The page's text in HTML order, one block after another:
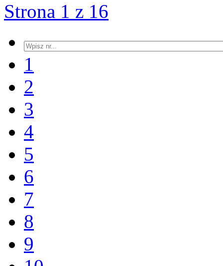
Strona 1 z 16
1
2
3
4
5
6
7
8
9